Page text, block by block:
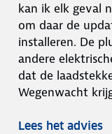
kan ik elk geval
om daar de
installeren. De
andere
dat de
Wegenwacht
Lees het advies